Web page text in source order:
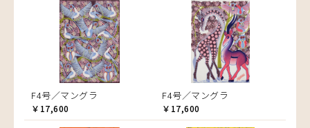
F4号／マングラ
￥17,600
F4号／マングラ
￥17,600